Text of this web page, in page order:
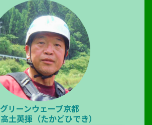
グリーンウェーブ京都
高土英揮（たかどひでき）